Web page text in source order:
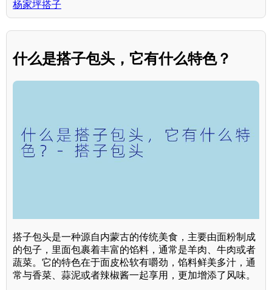
杨家坪搭子
什么是搭子包头，它有什么特色？
搭子包头是一种源自内蒙古的传统美食，主要由面粉制成
的包子，里面包裹着丰富的馅料，通常是羊肉、牛肉或者
蔬菜。它的特色在于面皮松软有嚼劲，馅料鲜美多汁，通
常与香菜、蒜泥或者辣椒酱一起享用，更加增添了风味。